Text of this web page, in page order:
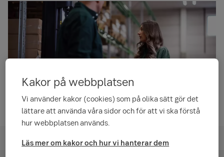
Partner och samarbeten för företagskunder
Kakor på webbplatsen
Vi använder kakor (cookies) som på olika sätt gör det
lättare att använda våra sidor och för att vi ska förstå
hur webbplatsen används.
Läs mer om kakor och hur vi hanterar dem